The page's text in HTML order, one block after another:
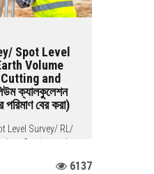
Spot Level
Volume
and
ক্যালকুলেশন
পরিমাণ বের করা)
Level Survey/ RL/
Cutting and...
6137